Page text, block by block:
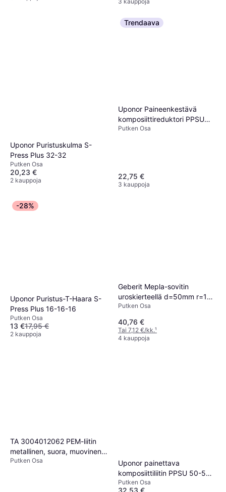
Uponor Puristuskulma S-
Press Plus 32-32
Putken Osa
20,23 €
2 kauppoja
Trendaava
Uponor Paineenkestävä
komposiittireduktori PPSU
50-40
Putken Osa
22,75 €
3 kauppoja
-28%
Uponor Puristus-T-Haara S-
Press Plus 16-16-16
Putken Osa
13 €17,95 €
2 kauppoja
Geberit Mepla-sovitin
uroskierteellä d=50mm r=1
1/2
Putken Osa
40,76 €
Tai 7,12 €/kk.¹
4 kauppoja
TA 3004012062 PEM-liitin
metallinen, suora, muovinen
ulkokierre 25 x G25
Putken Osa
Uponor painettava
komposiittiliitin PPSU 50-50-
50
Putken Osa
32,53 €